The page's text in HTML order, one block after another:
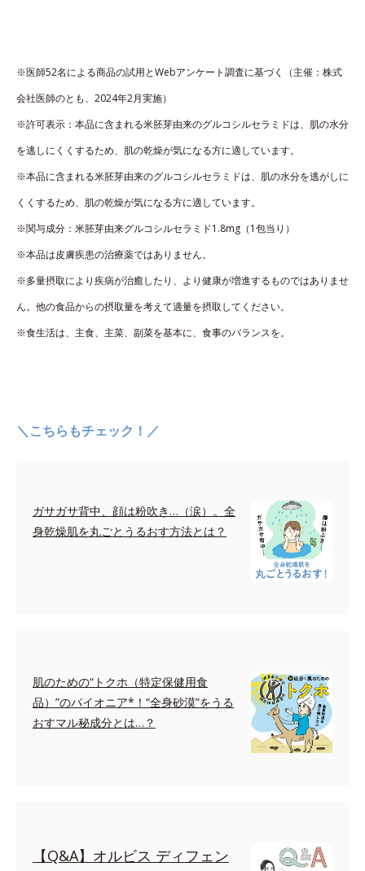
※医師52名による商品の試用とWebアンケート調査に基づく（主催：株式
会社医師のとも、2024年2月実施）
※許可表示：本品に含まれる米胚芽由来のグルコシルセラミドは、肌の水分
を逃しにくくするため、肌の乾燥が気になる方に適しています。
※本品に含まれる米胚芽由来のグルコシルセラミドは、肌の水分を逃がしに
くくするため、肌の乾燥が気になる方に適しています。
※関与成分：米胚芽由来グルコシルセラミド1.8mg（1包当り）
※本品は皮膚疾患の治療薬ではありません。
※多量摂取により疾病が治癒したり、より健康が増進するものではありませ
ん。他の食品からの摂取量を考えて適量を摂取してください。
※食生活は、主食、主菜、副菜を基本に、食事のバランスを。
＼こちらもチェック！／
ガサガサ背中、顔は粉吹き…（涙）。全
身乾燥肌を丸ごとうるおす方法とは？
肌のための“トクホ（特定保健用食
品）”のパイオニア*！“全身砂漠”をうる
おすマル秘成分とは…？
【Q&A】オルビス ディフェン